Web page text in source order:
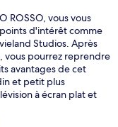
ROSSO, vous vous
d'intérêt comme
Studios. Après
vous pourrez reprendre
avantages de cet
et petit plus
à écran plat et